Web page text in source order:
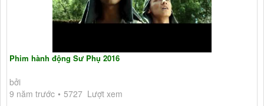
Phim hành động Sư Phụ 2016
bởi
9 năm trước
5727 Lượt xem